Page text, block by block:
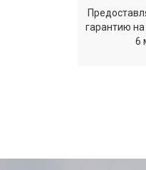
гарантию
6